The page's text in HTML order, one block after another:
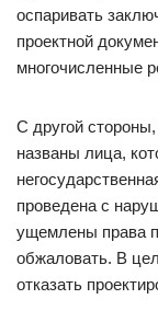
оспаривать
проектной
многочисленные
С другой
названы лица,
проведена с
ущемлены права
обжаловать. В
отказать